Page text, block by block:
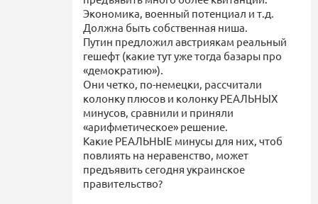
Экономика, военный потенциал и т.д.
Должна быть собственная ниша.
Путин предложил австриякам реальный
гешефт (какие тут уже тогда базары про
«демократию»).
Они четко, по-немецки, рассчитали
колонку плюсов и колонку РЕАЛЬНЫХ
минусов, сравнили и приняли
«арифметическое» решение.
Какие РЕАЛЬНЫЕ минусы для них, чтоб
повлиять на неравенство, может
предъявить сегодня украинское
правительство?